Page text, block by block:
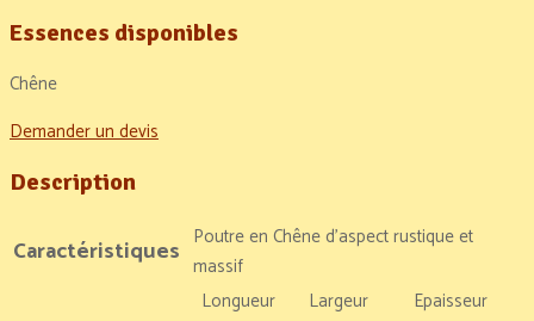
Essences disponibles
Chêne
Demander un devis
Description
Caractéristiques Poutre en Chêne d’aspect rustique et
massif
Longueur Largeur Epaisseur